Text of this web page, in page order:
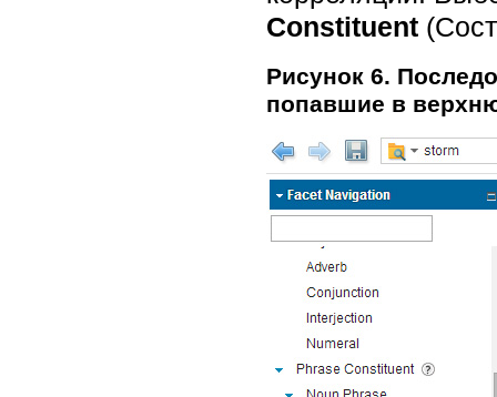
Constituent
Рисунок 6.
попавшие в